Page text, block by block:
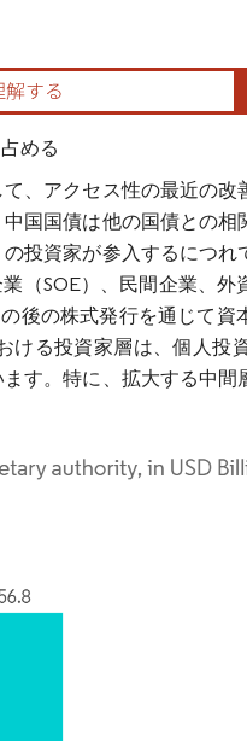
める
、アクセス性の最近の
国国債は他の国債との
投資家が参入するにつ
（SOE）、民間企業、
後の株式発行を通じて資
る投資家層は、個人投
す。特に、拡大する中